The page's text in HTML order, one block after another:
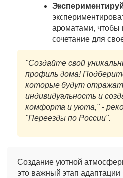
ароматами, чтобы
сочетание для
"Создайте свой
профиль дома!
которые будут
индивидуальность и
комфорта и уюта," -
"Переезды по России".
Создание уютной
это важный этап